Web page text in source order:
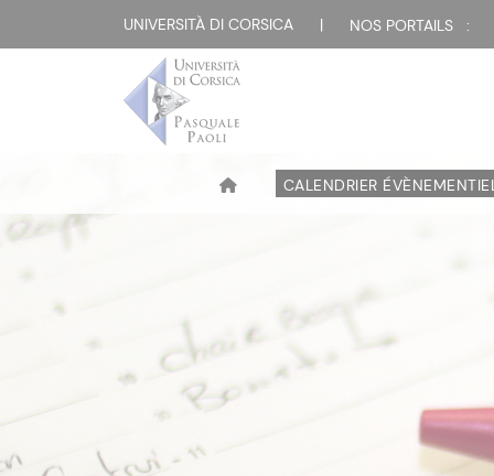
UNIVERSITÀ DI CORSICA | NOS PORTAILS :
CALENDRIER